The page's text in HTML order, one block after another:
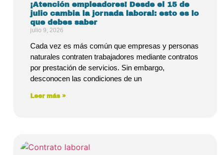
¡Atención empleadores! Desde el 15 de
julio cambia la jornada laboral: esto es lo
que debes saber
julio 9, 2026
Cada vez es más común que empresas y personas
naturales contraten trabajadores mediante contratos
por prestación de servicios. Sin embargo,
desconocen las condiciones de un
Leer más »